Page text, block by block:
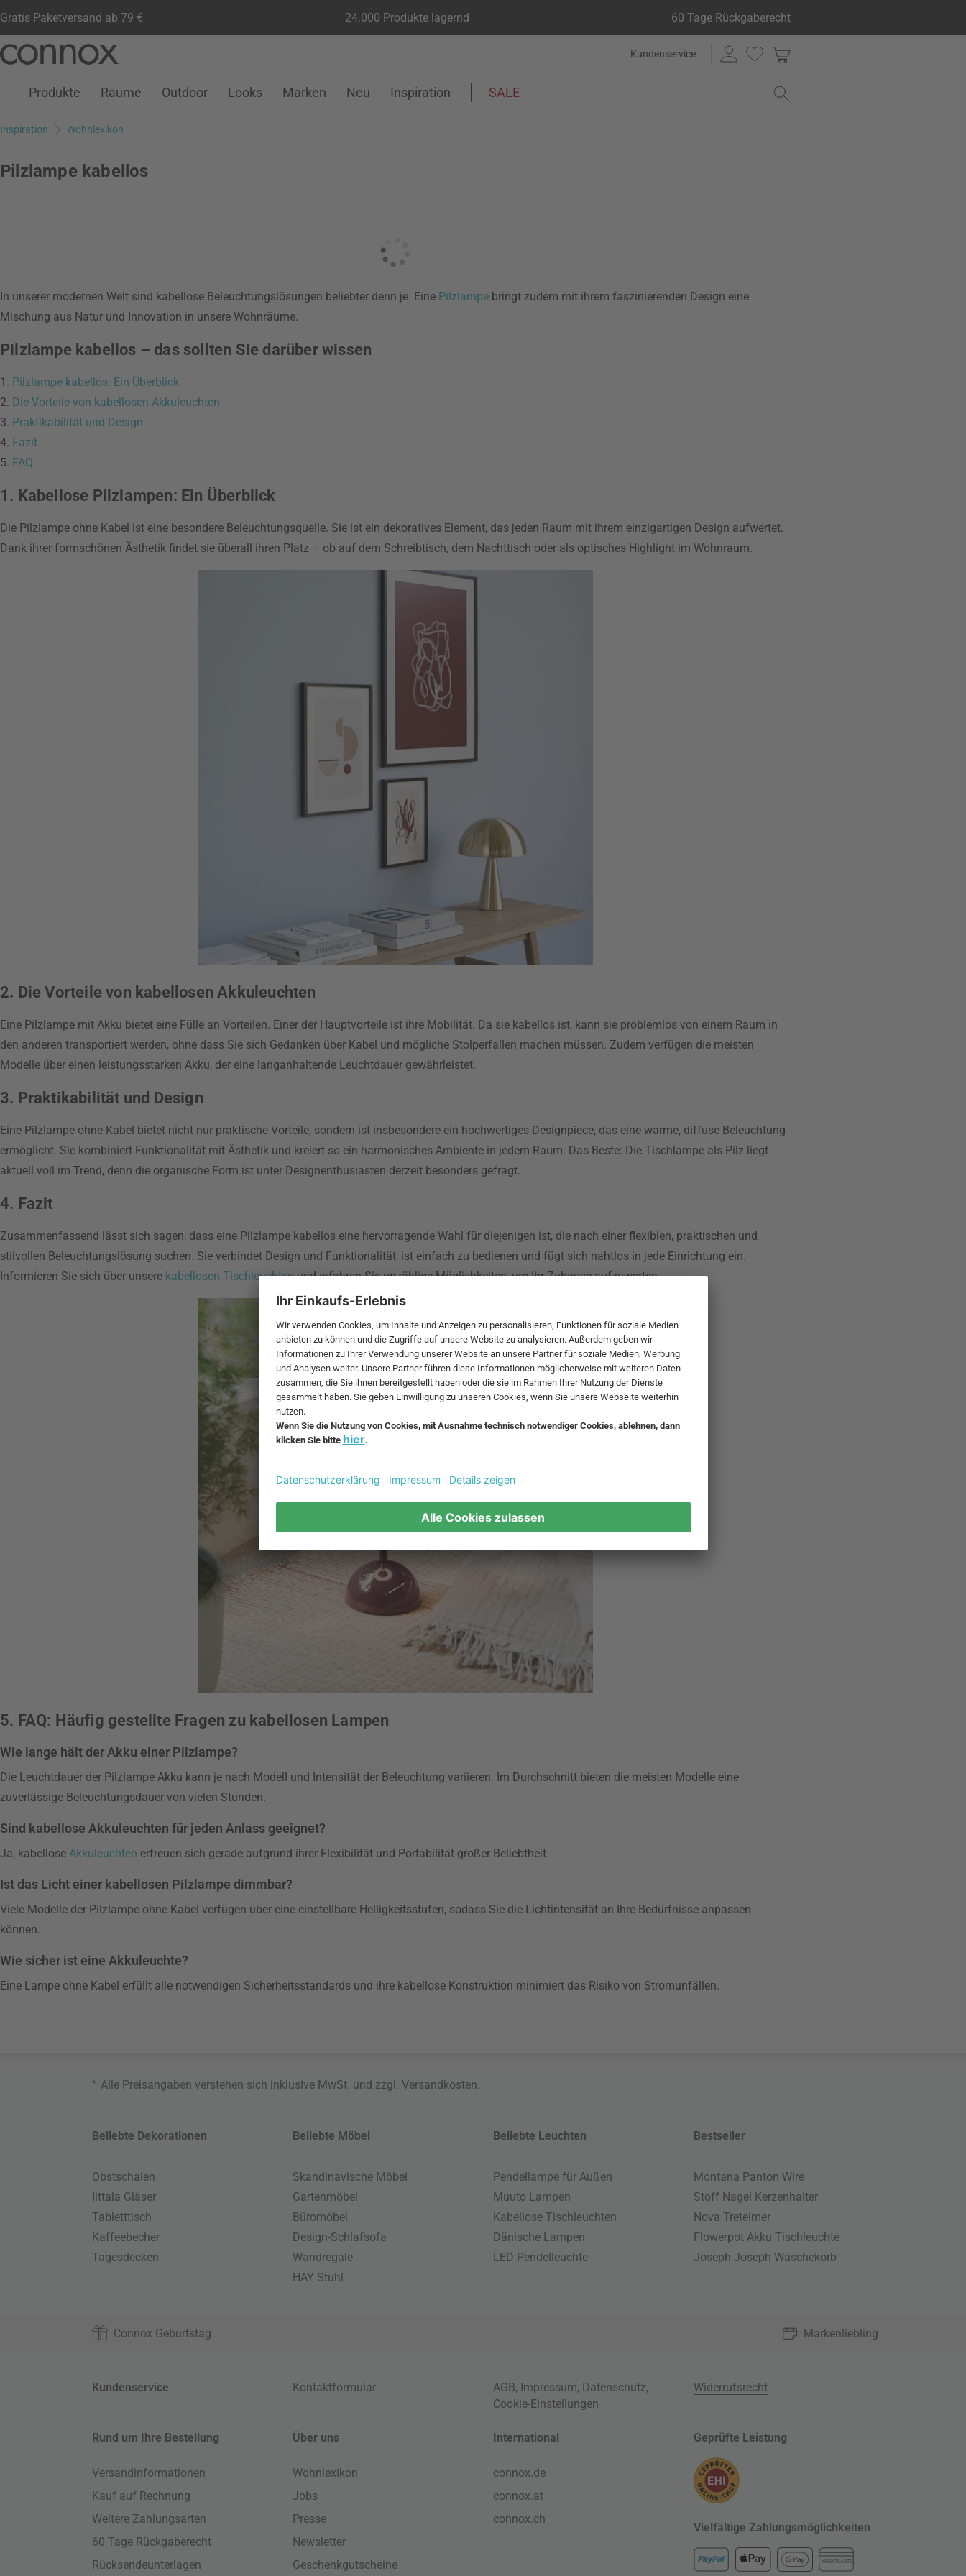
Gratis Paketversand ab 79 € 24.000 Produkte lagernd 60 Tage Rückgaberecht
Seiteninhalt
Suchfeld
Kundenservice
Kundenkonto
Wunschliste
Warenkorb
Produkte Räume Outdoor Looks Marken Neu Inspiration SALE
Inspiration Wohnlexikon
Pilzlampe kabellos
In unserer modernen Welt sind kabellose Beleuchtungslösungen beliebter denn je. Eine Pilzlampe bringt zudem mit ihrem faszinierenden Design eine
Mischung aus Natur und Innovation in unsere Wohnräume.
Pilzlampe kabellos – das sollten Sie darüber wissen
1. Pilzlampe kabellos: Ein Überblick
2. Die Vorteile von kabellosen Akkuleuchten
3. Praktikabilität und Design
4. Fazit
5. FAQ
1. Kabellose Pilzlampen: Ein Überblick
Die Pilzlampe ohne Kabel ist eine besondere Beleuchtungsquelle. Sie ist ein dekoratives Element, das jeden Raum mit ihrem einzigartigen Design aufwertet.
Dank ihrer formschönen Ästhetik findet sie überall ihren Platz – ob auf dem Schreibtisch, dem Nachttisch oder als optisches Highlight im Wohnraum.
2. Die Vorteile von kabellosen Akkuleuchten
Eine Pilzlampe mit Akku bietet eine Fülle an Vorteilen. Einer der Hauptvorteile ist ihre Mobilität. Da sie kabellos ist, kann sie problemlos von einem Raum in
den anderen transportiert werden, ohne dass Sie sich Gedanken über Kabel und mögliche Stolperfallen machen müssen. Zudem verfügen die meisten
Modelle über einen leistungsstarken Akku, der eine langanhaltende Leuchtdauer gewährleistet.
3. Praktikabilität und Design
Eine Pilzlampe ohne Kabel bietet nicht nur praktische Vorteile, sondern ist insbesondere ein hochwertiges Designpiece, das eine warme, diffuse Beleuchtung
ermöglicht. Sie kombiniert Funktionalität mit Ästhetik und kreiert so ein harmonisches Ambiente in jedem Raum. Das Beste: Die Tischlampe als Pilz liegt
aktuell voll im Trend, denn die organische Form ist unter Designenthusiasten derzeit besonders gefragt.
4. Fazit
Zusammenfassend lässt sich sagen, dass eine Pilzlampe kabellos eine hervorragende Wahl für diejenigen ist, die nach einer flexiblen, praktischen und
stilvollen Beleuchtungslösung suchen. Sie verbindet Design und Funktionalität, ist einfach zu bedienen und fügt sich nahtlos in jede Einrichtung ein.
Informieren Sie sich über unsere kabellosen Tischleuchtenund erfahren Sie unzählige Möglichkeiten, um Ihr Zuhause aufzuwerten.
5. FAQ: Häufig gestellte Fragen zu kabellosen Lampen
Wie lange hält der Akku einer Pilzlampe?
Die Leuchtdauer der Pilzlampe Akku kann je nach Modell und Intensität der Beleuchtung variieren. Im Durchschnitt bieten die meisten Modelle eine
zuverlässige Beleuchtungsdauer von vielen Stunden.
Sind kabellose Akkuleuchten für jeden Anlass geeignet?
Ja, kabellose Akkuleuchten erfreuen sich gerade aufgrund ihrer Flexibilität und Portabilität großer Beliebtheit.
Ist das Licht einer kabellosen Pilzlampe dimmbar?
Viele Modelle der Pilzlampe ohne Kabel verfügen über eine einstellbare Helligkeitsstufen, sodass Sie die Lichtintensität an Ihre Bedürfnisse anpassen
können.
Wie sicher ist eine Akkuleuchte?
Eine Lampe ohne Kabel erfüllt alle notwendigen Sicherheitsstandards und ihre kabellose Konstruktion minimiert das Risiko von Stromunfällen.
* Alle Preisangaben verstehen sich inklusive MwSt. und zzgl.Versandkosten.
Beliebte Dekorationen
Obstschalen
Iittala Gläser
Tabletttisch
Kaffeebecher
Tagesdecken
Beliebte Möbel
Skandinavische Möbel
Gartenmöbel
Büromöbel
Design-Schlafsofa
Wandregale
HAY Stuhl
Beliebte Leuchten
Pendellampe für Außen
Muuto Lampen
Kabellose Tischleuchten
Dänische Lampen
LED Pendelleuchte
Bestseller
Montana Panton Wire
Stoff Nagel Kerzenhalter
Nova Treteimer
Flowerpot Akku Tischleuchte
Joseph Joseph Wäschekorb
Connox Geburtstag Markenliebling
Kundenservice Kontaktformular AGB, Impressum, Datenschutz,
Cookie-Einstellungen
Widerrufsrecht
Rund um Ihre Bestellung
Versandinformationen
Kauf auf Rechnung
Weitere Zahlungsarten
60 Tage Rückgaberecht
Rücksendeunterlagen
Über uns
Wohnlexikon
Jobs
Presse
Newsletter
Geschenkgutscheine
International
connox.de
connox.at
connox.ch
Geprüfte Leistung
Vielfältige Zahlungsmöglichkeiten
KREDITKARTE